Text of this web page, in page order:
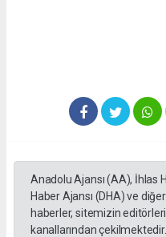
Anadolu Ajansı (AA), İhlas
Haber Ajansı (DHA) ve
haberler, sitemizin
kanallarından